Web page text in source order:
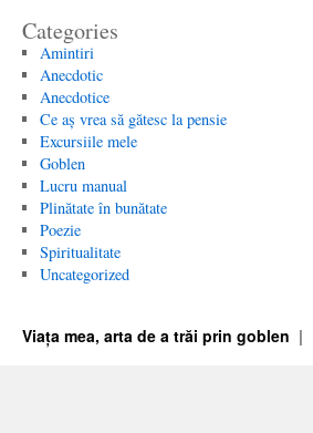
Categories
Amintiri
Anecdotic
Anecdotice
Ce aș vrea să gătesc la pensie
Excursiile mele
Goblen
Lucru manual
Plinătate în bunătate
Poezie
Spiritualitate
Uncategorized
Viața mea, arta de a trăi prin goblen